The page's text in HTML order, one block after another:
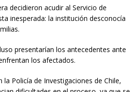
decidieron acudir al Servicio de
inesperada: la institución desconocía
presentarían los antecedentes ante
los afectados.
Policía de Investigaciones de Chile,